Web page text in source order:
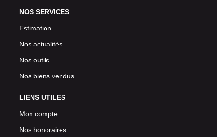
NOS SERVICES
Estimation
Nos actualités
Nos outils
Nos biens vendus
LIENS UTILES
Mon compte
Nos honoraires